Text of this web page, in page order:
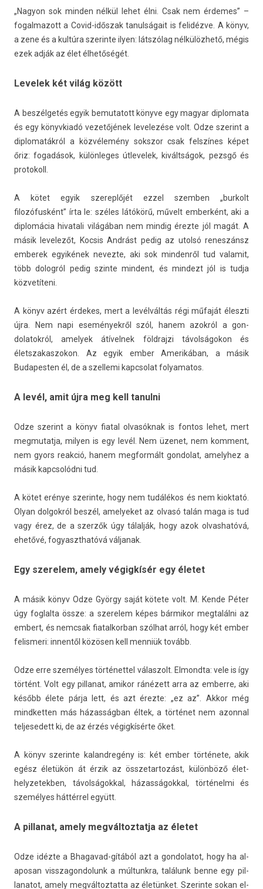
„Nagyon sok mind­en nélkül lehet élni. Csak nem érdemes” –
fogal­mazott a Covid-időszak tanul­ságait is felidézve. A könyv,
a zene és a kultúra szerin­te ilyen: látszólag nélkülözhető, mégis
ezek adják az élet élhetőségét.
Levelek két világ között
A beszélgetés egyik be­mutatott könyve egy magyar di­plomata
és egy könyv­kiadó vezetőjének levelezése volt. Odze szerint a
di­plomaták­ról a közvélemény sokszor csak felszínes képet
őriz: fogadások, külön­leges útlevelek, kiváltságok, pezsgő és
pro­tokoll.
A kötet egyik szerep­lőjét ezzel szemb­en „bur­kolt
filozófusként” írta le: széles látókörű, művelt em­ber­ként, aki a
di­plomácia hivatali világában nem min­dig érezte jól magát. A
másik levelezőt, Koc­sis Andrást pedig az utolsó re­nes­zánsz
em­berek egyikének nevez­te, aki sok min­denről tud valamit,
több dolog­ról pedig szin­te min­dent, és min­dezt jól is tudja
közvetíteni.
A könyv azért érdekes, mert a levélváltás régi műfaját éleszti
újra. Nem napi eseményekről szól, hanem azokról a gon­
dolatok­ról, amelyek átível­nek földraj­zi távolságokon és
életszakas­zokon. Az egyik ember Amerikában, a másik
Budapest­en él, de a szel­lemi kapcsolat folyamatos.
A levél, amit újra meg kell tanulni
Odze szerint a könyv fiat­al olvasóknak is fon­tos lehet, mert
meg­mutat­ja, mily­en is egy levél. Nem üzenet, nem kom­ment,
nem gyors rea­kció, hanem meg­formált gon­dolat, amelyhez a
másik kapcsolód­ni tud.
A kötet erénye szerin­te, hogy nem tudálékos és nem kiok­tató.
Olyan dol­gokról beszél, amelyeket az olvasó talán maga is tud
vagy érez, de a szerzők úgy tálalják, hogy azok ol­vashatóvá,
ehetővé, fogyaszthatóvá vál­janak.
Egy szerelem, amely végigkísér egy életet
A másik könyv Odze György saját kötete volt. M. Kende Péter
úgy fog­lalta össze: a szerelem képes bár­mikor meg­talál­ni az
em­bert, és nemcsak fiatal­korban szólhat arról, hogy két ember
felis­meri: in­nen­től közösen kell menniük tovább.
Odze erre személyes tör­ténet­tel válas­zolt. El­mondta: vele is így
történt. Volt egy pil­lanat, amikor ránézett arra az em­ber­re, aki
később élete párja lett, és azt érezte: „ez az”. Akkor még
mindkett­en más házasságban éltek, a történet nem azonn­al
tel­jesedett ki, de az érzés végigkísérte őket.
A könyv szerin­te kalandregény is: két ember története, akik
egész életükön át érzik az összetar­tozást, különböző élet­
helyzetekb­en, távol­ságokk­al, házas­ságokk­al, történelmi és
személyes háttérrel együtt.
A pillanat, amely megváltoztatja az életet
Odze idézte a Bhagavad-gítából azt a gon­dolatot, hogy ha al­
aposan visszagon­dolunk a múl­tunkra, találunk benne egy pil­
lanatot, amely meg­változ­tatta az életünket. Szerin­te sokan el­